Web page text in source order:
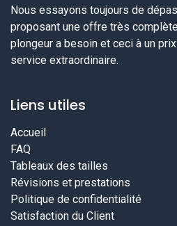
Nous essayons toujours de
proposant une offre très
plongeur a besoin et ceci à un
service extraordinaire.
Liens utiles
Accueil
FAQ
Tableaux des tailles
Révisions et prestations
Politique de confidentialité
Satisfaction du Client